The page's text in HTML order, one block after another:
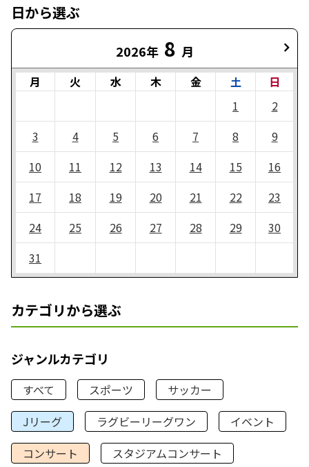
日から選ぶ
2026年 8 月
月 火 水 木 金 土
日
1
2
3
4 5 6 7 8
9
10
11 12 13 14 15
16
17
18 19 20 21 22
23
24
25 26 27 28 29
30
31
カテゴリから選ぶ
ジャンルカテゴリ
すべて スポーツ
サッカー
Jリーグ
ラグビーリーグワン
イベント
コンサート
スタジアムコンサート